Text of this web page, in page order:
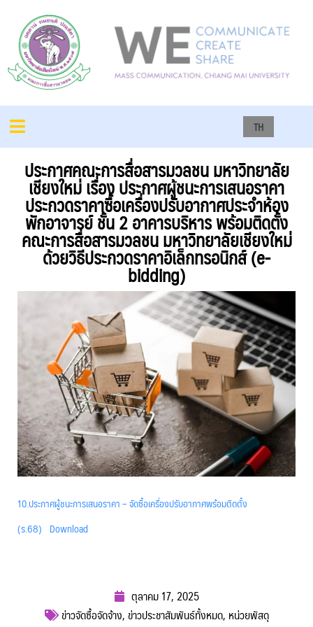
TH
ประกาศคณะการสื่อสารมวลชน มหาวิทยาลัย
เชียงใหม่ เรื่อง ประกาศผู้ชนะการเสนอราคา
ประกวดราคาซื้อเครื่องปรับอากาศประจำห้อง
พักอาจารย์ ชั้น 2 อาคารบริหาร พร้อมติดตั้ง
คณะการสื่อสารมวลชน มหาวิทยาลัยเชียงใหม่
ด้วยวิธีประกวดราคาอิเล็กทรอนิกส์ (e-
bidding)
10.ประกาศผู้ชนะการเสนอราคา – จัดซื้อเครื่องปรับอากาศพร้อมติดตั้ง
(ร.68) Download
ตุลาคม 17, 2025
ข่าวจัดซื้อจัดจ้าง,ข่าวประชาสัมพันธ์ทั้งหมด, หน่วยพัสดุ